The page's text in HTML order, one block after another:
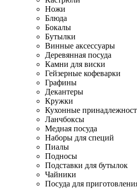
Ножи
Блюда
Бокалы
Бутылки
Винные аксессуары
Деревянная посуда
Камни для виски
Гейзерные кофеварки
Графины
Декантеры
Кружки
Кухонные
Ланчбоксы
Медная посуда
Наборы для специй
Пиалы
Подносы
Подставки для бутылок
Чайники
Посуда для